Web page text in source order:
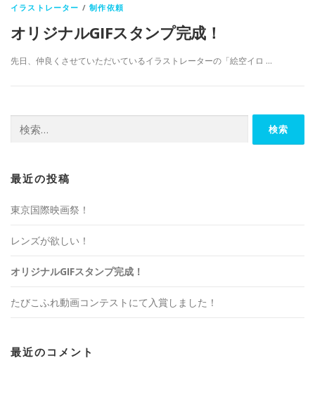
イラストレーター /制作依頼
オリジナルGIFスタンプ完成！
先日、仲良くさせていただいているイラストレーターの「絵空イロ …
索:
最近の投稿
東京国際映画祭！
レンズが欲しい！
オリジナルGIFスタンプ完成！
たびこふれ動画コンテストにて入賞しました！
最近のコメント